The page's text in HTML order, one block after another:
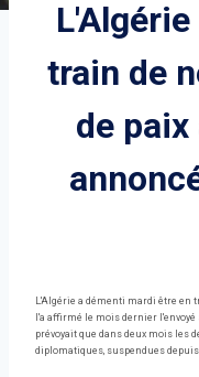
train de
de
L'Algérie a démenti mardi être en
l'a affirmé le mois dernier
prévoyait que dans deux mois les
diplomatiques, suspendues depuis